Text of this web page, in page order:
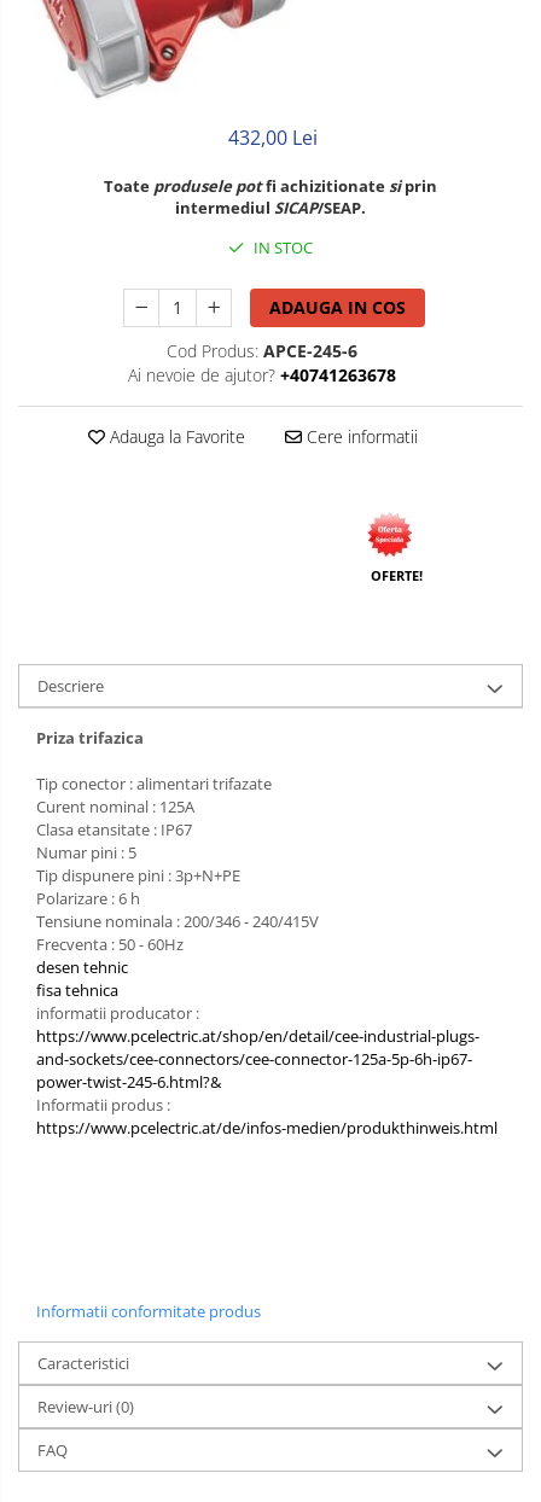
Neopren
432,00 Lei
Toate produsele potfi achizitionate siprin
intermediul SICAP/SEAP.
IN STOC
ADAUGA IN COS
Cod Produs: APCE-245-6
Ai nevoie de ajutor? +40741263678
Adauga la Favorite Cere informatii
OFERTE!
Descriere
Priza trifazica
Tip conector : alimentari trifazate
Curent nominal : 125A
Clasa etansitate : IP67
Numar pini : 5
Tip dispunere pini : 3p+N+PE
Polarizare : 6 h
Tensiune nominala : 200/346 - 240/415V
Frecventa : 50 - 60Hz
desen tehnic
fisa tehnica
informatii producator :
https://www.pcelectric.at/shop/en/detail/cee-industrial-plugs-
and-sockets/cee-connectors/cee-connector-125a-5p-6h-ip67-
power-twist-245-6.html?&
Informatii produs :
https://www.pcelectric.at/de/infos-medien/produkthinweis.html
Informatii conformitate produs
Caracteristici
Review-uri(0)
FAQ